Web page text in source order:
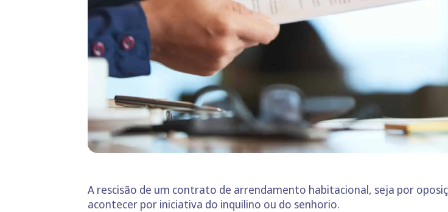
A rescisão de um contrato de arrendamento habitacional, seja por
acontecer por iniciativa do inquilino ou do senhorio.